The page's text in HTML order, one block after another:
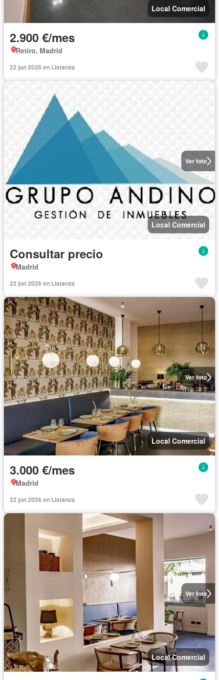
Local Comercial
2.900 €/mes
Retiro, Madrid
22 jun 2026 en Listanza
Ver foto
Local Comercial
Consultar precio
Madrid
22 jun 2026 en Listanza
Ver foto
Local Comercial
3.000 €/mes
Madrid
22 jun 2026 en Listanza
Ver foto
Local Comercial